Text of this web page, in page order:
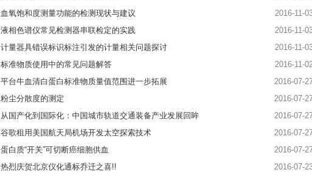
2016-11-
血氧饱和度测量功能的检测现状与建议
2016-11-
液相色谱仪常见检测器串联检定的实践
2016-11-
计量器具错误标识标注引发的计量相关问题探讨
2016-11-
标准物质使用中的常见问题解答
2016-07-
平台牛血清白蛋白标准物质量值范围进一步拓展
2016-07-
粉尘分散度的测定
2016-07-
从国产化到国际化：中国城市轨道交通装备产业发展回眸
2016-07-
谷歌租用美国航天局机场开发太空探索技术
2016-07-
蛋白质“开关”可切断癌细胞供血
2016-07-
热烈庆贺北京仪化通标乔迁之喜!!